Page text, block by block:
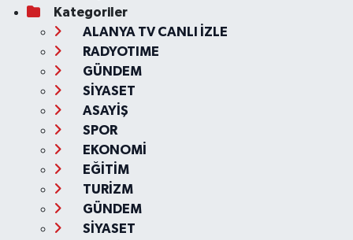
Kategoriler
ALANYA TV CANLI İZLE
RADYOTIME
GÜNDEM
SİYASET
ASAYİŞ
SPOR
EKONOMİ
EĞİTİM
TURİZM
GÜNDEM
SİYASET